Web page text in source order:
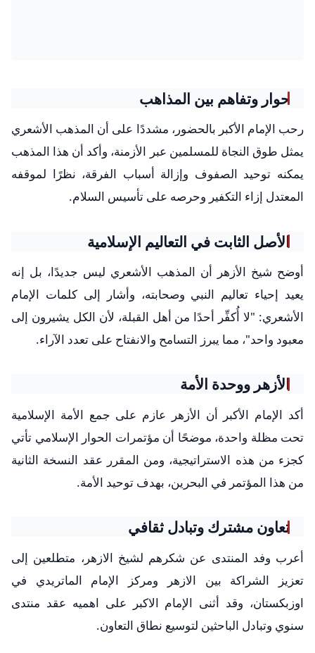
حوار وتفاهم بين المذاهب
رحب الإمام الأكبر بالحضور، مشددًا على أن المذهب الأشعري
يمثل طوق النجاة للمسلمين عبر الأزمنة، وأكد أن هذا المذهب
يمكنه توحيد الصفوف وإزالة أسباب الفرقة، نظرًا لموقفه
المعتدل إزاء التكفير وحرصه على تأسيس السلام.
الأصل الثابت في التعاليم الإسلامية
أوضح شيخ الأزهر أن المذهب الأشعري ليس جديدًا، بل إنه
يعيد إحياء تعاليم النبي وصحابته، وأشار إلى كلمات الإمام
الأشعري: "لا أُكفِّر أحدًا من أهل القبلة، لأن الكل يشيرون إلى
معبود واحد"، مما يبرز التسامح والانفتاح على تعدد الآراء.
الأزهر ووحدة الأمة
أكد الإمام الأكبر أن الأزهر عازم على جمع الأمة الإسلامية
تحت مظلة واحدة، موضحًا أن مؤتمرات الحوار الإسلامي تأتي
كجزء من هذه الاستراتيجية، ومن المقرر عقد النسخة الثانية
من هذا المؤتمر في البحرين، بهدف توحيد الأمة.
تعاون مشترك وتبادل ثقافي
أعرب وفد المنتدى عن شكرهم لشيخ الازهر، متطلعين إلى
تعزيز الشراكة بين الازهر ومركز الإمام الماتريدي في
اوزبكستان، وقد أثنى الإمام الاكبر على اهميه عقد منتدى
سنوي وتبادل الباحثين لتوسيع نطاق التعاون.